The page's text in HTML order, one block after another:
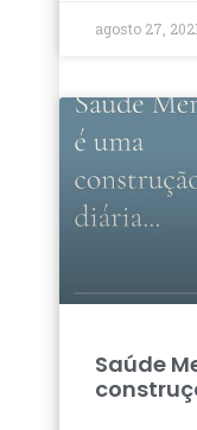
agosto 27, 2021
Saúde